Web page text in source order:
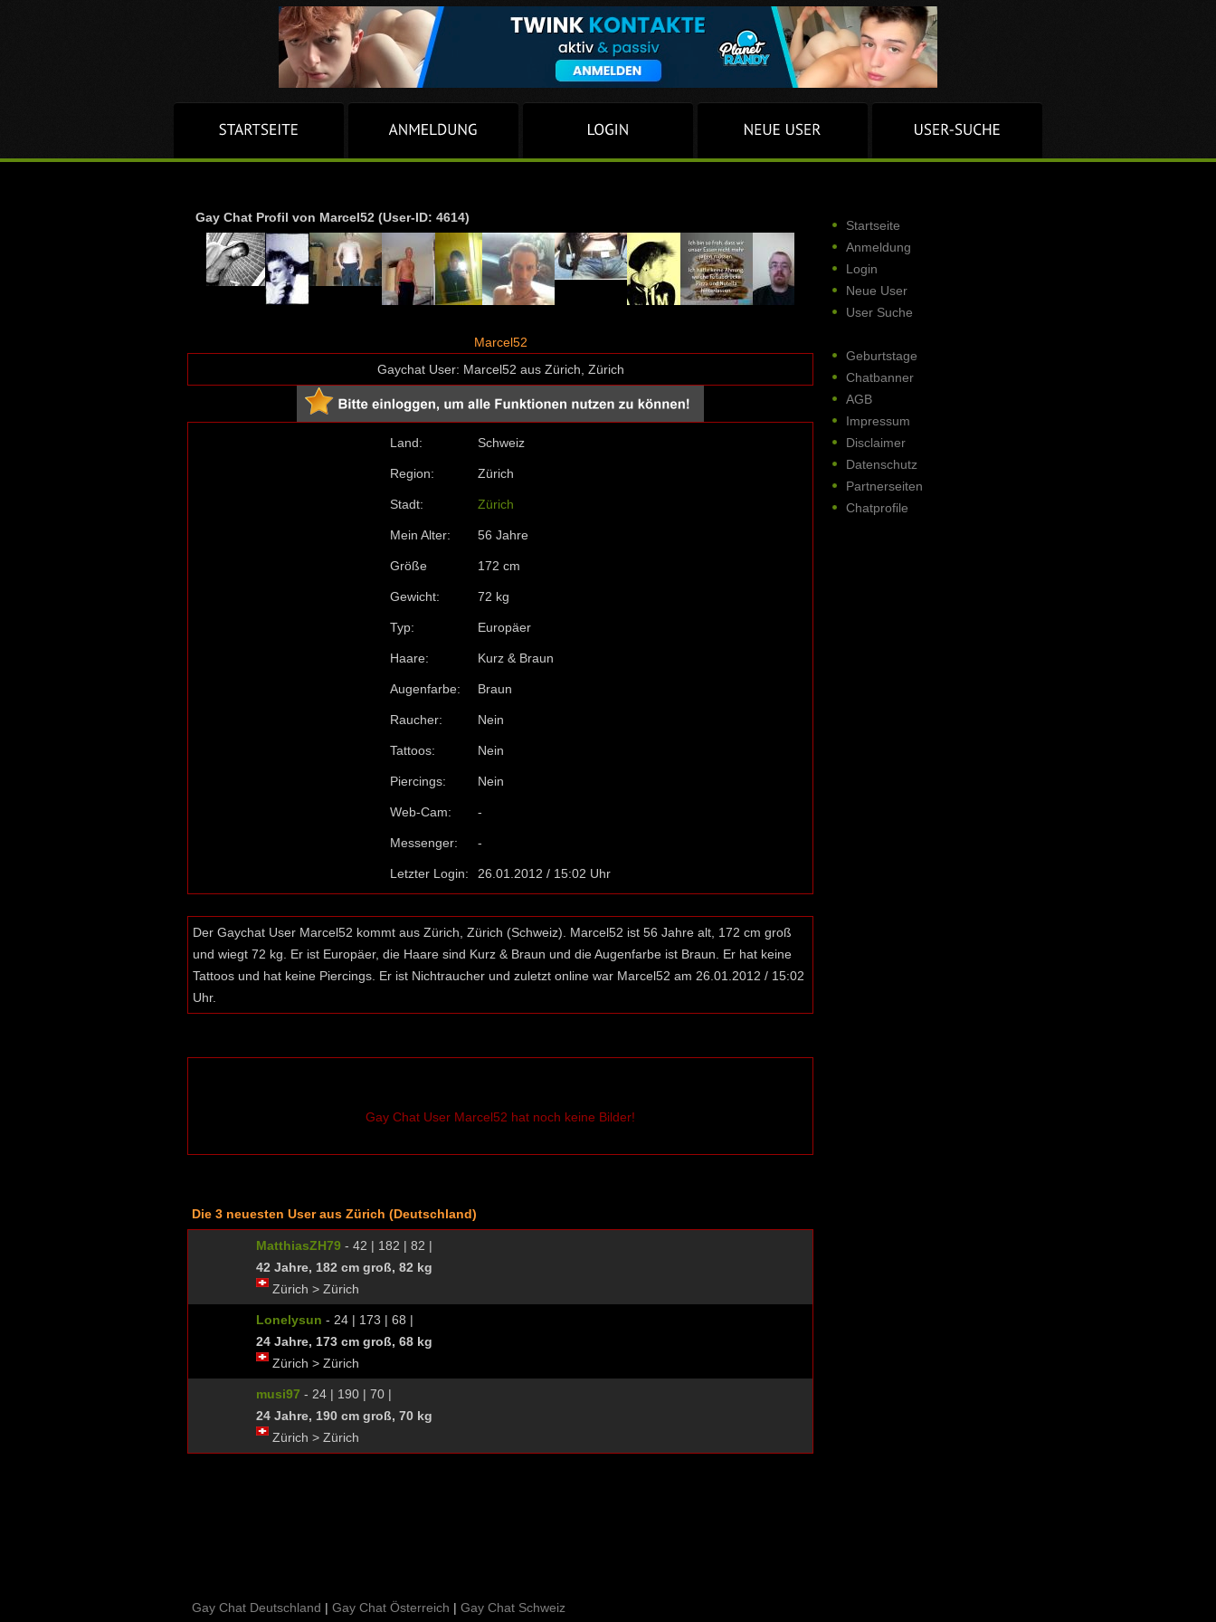
Gay Chat Profil von Marcel52 (User-ID: 4614)
Marcel52
Gaychat User: Marcel52 aus Zürich, Zürich
Land: Schweiz
Region: Zürich
Stadt: Zürich
Mein Alter: 56 Jahre
Größe 172 cm
Gewicht: 72 kg
Typ: Europäer
Haare: Kurz & Braun
Augenfarbe: Braun
Raucher: Nein
Tattoos: Nein
Piercings: Nein
Web-Cam: -
Messenger: -
Letzter Login: 26.01.2012 / 15:02 Uhr
Der Gaychat User Marcel52 kommt aus Zürich, Zürich (Schweiz). Marcel52 ist 56 Jahre alt, 172 cm groß
und wiegt 72 kg. Er ist Europäer, die Haare sind Kurz & Braun und die Augenfarbe ist Braun. Er hat keine
Tattoos und hat keine Piercings. Er ist Nichtraucher und zuletzt online war Marcel52 am 26.01.2012 / 15:02
Uhr.
Gay Chat User Marcel52 hat noch keine Bilder!
Die 3 neuesten User aus Zürich (Deutschland)
MatthiasZH79 - 42 | 182 | 82 |
42 Jahre, 182 cm groß, 82 kg
Zürich > Zürich
Lonelysun - 24 | 173 | 68 |
24 Jahre, 173 cm groß, 68 kg
Zürich > Zürich
musi97 - 24 | 190 | 70 |
24 Jahre, 190 cm groß, 70 kg
Zürich > Zürich
Startseite
Anmeldung
Login
Neue User
User Suche
Geburtstage
Chatbanner
AGB
Impressum
Disclaimer
Datenschutz
Partnerseiten
Chatprofile
Gay Chat Deutschland | Gay Chat Österreich | Gay Chat Schweiz